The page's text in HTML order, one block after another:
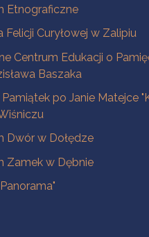
Etnograficzne
Felicji Curyłowej w Zalipiu
Centrum Edukacji o
Baszaka
po Janie Matejce
Dwór w Dołędze
Zamek w Dębnie